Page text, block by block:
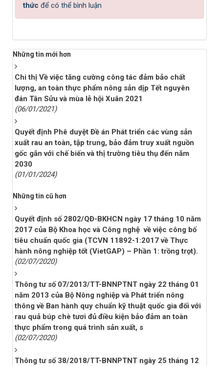
thức để có thể bình luận
Những tin mới hơn
Chi thị Về việc tăng cường công tác đảm bảo chất
lượng, an toàn thực phẩm nông sản dịp Tết nguyên
đán Tân Sửu và mùa lễ hội Xuân 2021
(06/01/2021)
Quyết định Phê duyệt Đề án Phát triển các vùng sản
xuất rau an toàn, tập trung, bảo đảm truy xuất nguồn
gốc gắn với chế biến và thị trường tiêu thụ đến năm
2030
(01/01/2024)
Những tin cũ hơn
Quyết định số 2802/QĐ-BKHCN ngày 17 tháng 10 năm
2017 của Bộ Khoa học và Công nghệ về việc công bố
tiêu chuẩn quốc gia (TCVN 11892-1:2017 về Thực
hành nông nghiệp tốt (VietGAP) – Phần 1: trồng trọt).
(02/07/2020)
Thông tư số 07/2013/TT-BNNPTNT ngày 22 tháng 01
năm 2013 của Bộ Nông nghiệp và Phát triển nông
thông về Ban hành quy chuẩn kỹ thuật quốc gia đối với
rau quả búp chè tươi đủ điều kiện bảo đảm an toàn
thực phẩm trong quá trình sản xuất, s
(02/07/2020)
Thông tư số 38/2018/TT-BNNPTNT ngày 25 tháng 12